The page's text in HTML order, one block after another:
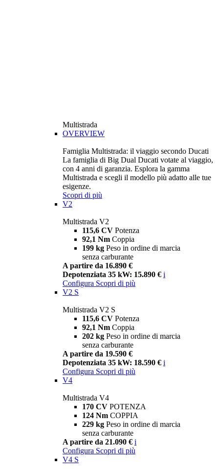
Multistrada
OVERVIEW
Famiglia Multistrada: il viaggio secondo Ducati
La famiglia di Big Dual Ducati votate al viaggio,
con 4 anni di garanzia. Esplora la gamma
Multistrada e scegli il modello più adatto alle tue
esigenze.
Scopri di più
V2
Multistrada V2
115,6 CV Potenza
92,1 Nm Coppia
199 kg Peso in ordine di marcia
senza carburante
A partire da 16.890 €
Depotenziata 35 kW: 15.890 € i
Configura Scopri di più
V2 S
Multistrada V2 S
115,6 CV Potenza
92,1 Nm Coppia
202 kg Peso in ordine di marcia
senza carburante
A partire da 19.590 €
Depotenziata 35 kW: 18.590 € i
Configura Scopri di più
V4
Multistrada V4
170 CV POTENZA
124 Nm COPPIA
229 kg Peso in ordine di marcia
senza carburante
A partire da 21.090 € i
Configura Scopri di più
V4 S